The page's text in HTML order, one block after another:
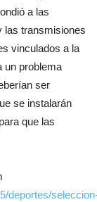
a las
las transmisiones
vinculados a la
un problema
ser
se instalarán
que las
deportes/